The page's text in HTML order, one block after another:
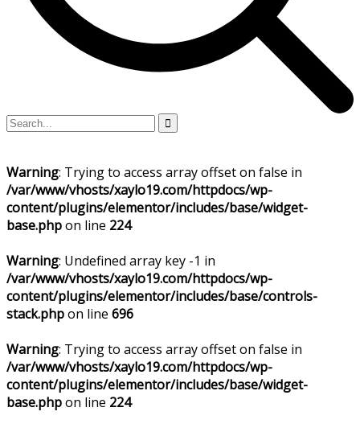
Warning: Trying to access array offset on false in
/var/www/vhosts/xaylo19.com/httpdocs/wp-
content/plugins/elementor/includes/base/widget-
base.phpon line 224
Warning: Undefined array key -1 in
/var/www/vhosts/xaylo19.com/httpdocs/wp-
content/plugins/elementor/includes/base/controls-
stack.phpon line 696
Warning: Trying to access array offset on false in
/var/www/vhosts/xaylo19.com/httpdocs/wp-
content/plugins/elementor/includes/base/widget-
base.phpon line 224